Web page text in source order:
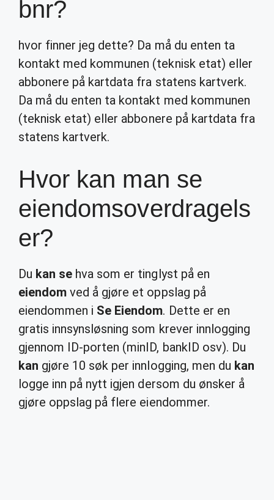
bnr?
hvor finner jeg dette? Da må du enten ta
kontakt med kommunen (teknisk etat) eller
abbonere på kartdata fra statens kartverk.
Da må du enten ta kontakt med kommunen
(teknisk etat) eller abbonere på kartdata fra
statens kartverk.
Hvor kan man se
eiendomsoverdragels
er?
Du kan se hva som er tinglyst på en
eiendom ved å gjøre et oppslag på
eiendommen i Se Eiendom. Dette er en
gratis innsynsløsning som krever innlogging
gjennom ID-porten (minID, bankID osv). Du
kan gjøre 10 søk per innlogging, men du kan
logge inn på nytt igjen dersom du ønsker å
gjøre oppslag på flere eiendommer.